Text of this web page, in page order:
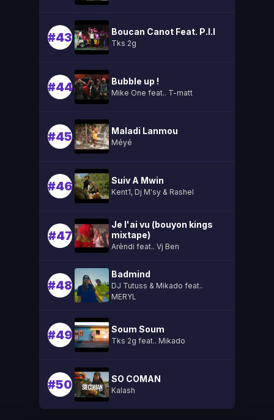
#43 Boucan Canot Feat. P.l.l
Tks 2g
#44 Bubble up !
Mike One feat.. T-matt
#45 Maladi Lanmou
Méyé
#46 Suiv A Mwin
Kent1, Dj M'sy & Rashel
#47
Je l'ai vu (bouyon kings
mixtape)
Arèndi feat.. Vj Ben
#48
Badmind
DJ Tutuss & Mikado feat..
MERYL
#49 Soum Soum
Tks 2g feat.. Mikado
#50 SO COMAN
Kalash